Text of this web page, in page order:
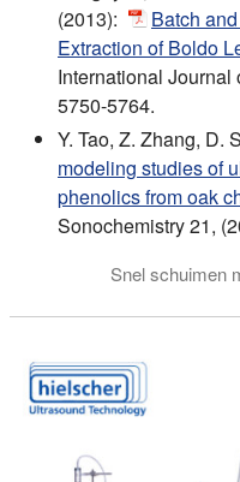
(2013):
Batch
Extraction of Boldo
International Journal
5750-5764.
Y. Tao, Z. Zhang, D.
modeling studies of
phenolics from oak
Sonochemistry 21,
Snel schuimen